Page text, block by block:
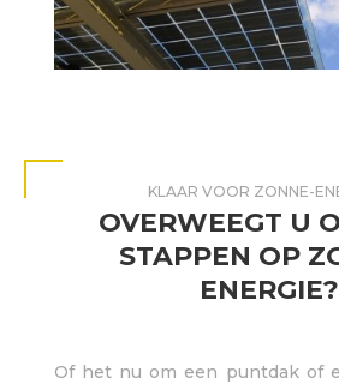
KLAAR VOOR ZONNE-
OVERWEEGT U
STAPPEN OP
ENERGIE?
Of het nu om een puntdak of